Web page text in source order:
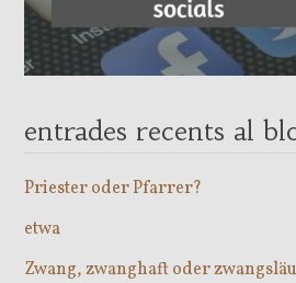
entrades recents al
Priester oder Pfarrer?
etwa
Zwang, zwanghaft oder